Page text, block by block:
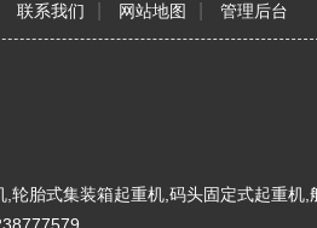
联系我们 网站地图 管理后台
轮胎式集装箱起重机,码头固定式起重机,